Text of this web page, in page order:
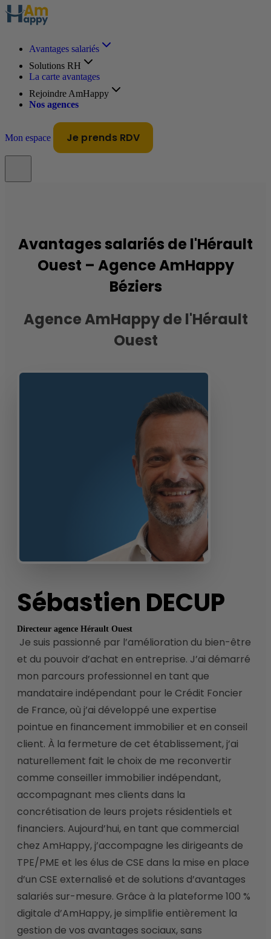
Avantages salariés
Solutions RH
La carte avantages
Rejoindre AmHappy
Nos agences
Mon espace Je prends RDV
Avantages salariés de l'Hérault
Ouest – Agence AmHappy
Béziers
Agence AmHappy de l'Hérault
Ouest
Sébastien DECUP
Directeur agence Hérault Ouest
et du pouvoir d’achat en entreprise. J’ai démarré
mon parcours professionnel en tant que
mandataire indépendant pour le Crédit Foncier
de France, où j’ai développé une expertise
pointue en financement immobilier et en conseil
client. À la fermeture de cet établissement, j’ai
naturellement fait le choix de me reconvertir
comme conseiller immobilier indépendant,
accompagnant mes clients dans la
concrétisation de leurs projets résidentiels et
financiers. Aujourd’hui, en tant que commercial
chez AmHappy, j’accompagne les dirigeants de
TPE/PME et les élus de CSE dans la mise en place
d’un CSE externalisé et de solutions d’avantages
salariés sur-mesure. Grâce à la plateforme 100 %
digitale d’AmHappy, je simplifie entièrement la
gestion de vos avantages sociaux, sans